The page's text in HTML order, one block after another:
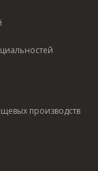
производств